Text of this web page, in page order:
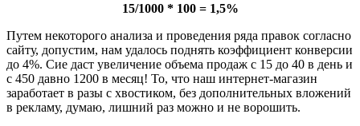
15/1000 * 100 = 1,5%
Путем некоторого анализа и проведения ряда правок согласно
сайту, допустим, нам удалось поднять коэффициент конверсии
до 4%. Сие даст увеличение объема продаж с 15 до 40 в день и
с 450 давно 1200 в месяц! То, что наш интернет-магазин
заработает в разы с хвостиком, без дополнительных вложений
в рекламу, думаю, лишний раз можно и не ворошить.